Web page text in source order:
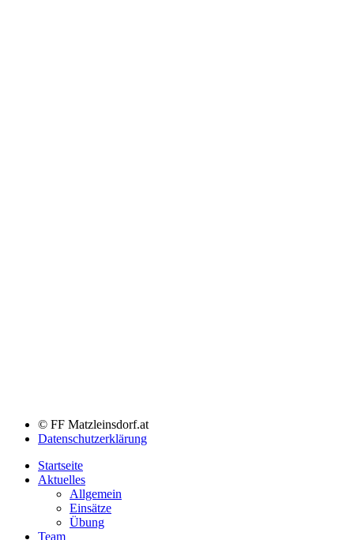
© FF Matzleinsdorf.at
Datenschutzerklärung
Startseite
Aktuelles
Allgemein
Einsätze
Übung
Team